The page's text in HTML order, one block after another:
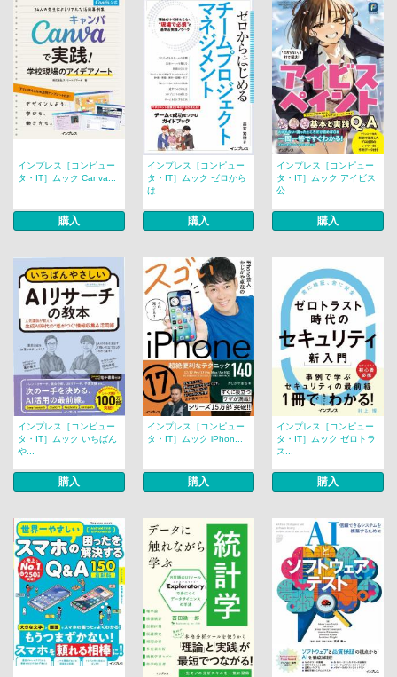
インプレス［コンピュー
タ・IT］ムック Canva...
購入
インプレス［コンピュー
タ・IT］ムック ゼロから
は...
購入
インプレス［コンピュー
タ・IT］ムック アイビス
公...
購入
インプレス［コンピュー
タ・IT］ムック いちばん
や...
購入
インプレス［コンピュー
タ・IT］ムック iPhon...
購入
インプレス［コンピュー
タ・IT］ムック ゼロトラ
ス...
購入